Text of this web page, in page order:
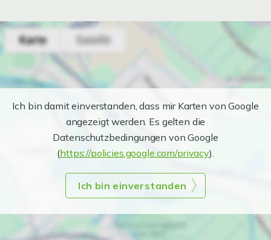
Ich bin damit einverstanden, dass mir Karten von Google
angezeigt werden. Es gelten die
Datenschutzbedingungen von Google
(https://policies.google.com/privacy).
Ich bin einverstanden